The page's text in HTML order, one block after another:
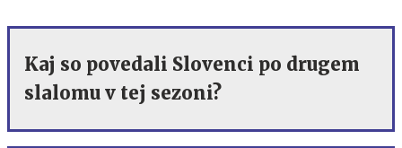
Kaj so povedali Slovenci po drugem
slalomu v tej sezoni?